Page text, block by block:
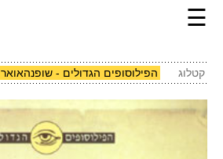
☰
קטלוג הפילוסופים הגדולים - שופנהאואר